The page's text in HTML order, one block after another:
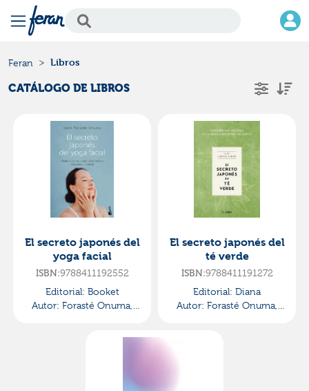
Feran Libros
CATÁLOGO DE LIBROS
El secreto japonés del
yoga facial
ISBN:9788411192552
Editorial: Booket
Autor: Forasté Onuma,
El secreto japonés del
té verde
ISBN:9788411191272
Editorial: Diana
Autor: Forasté Onuma,